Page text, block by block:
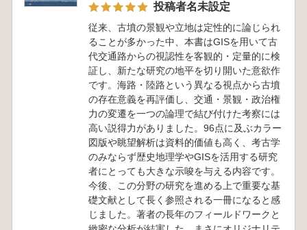
投稿者名未設定
従来、古墳の景観や立地は定性的に論じられ
ることが多かった中、本書はGISを用いて古
代交通路からの視認性を客観的・定量的に検
証し、新たな研究の地平を切り開いた意欲作
です。海路・陸路という異なる視点から古墳
の存在意義を再評価し、交通・景観・政治権
力の変遷を一つの論理で結び付けた考察には
高い説得力がありました。96点に及ぶカラー
図版や眺望解析は資料的価値も高く、考古学
のみならず歴史地理学やGISを活用する研究
者にとっても大きな示唆を与える内容です。
今後、この分野の研究を進める上で重要な基
礎文献として長く参照される一冊になると感
じました。著者の長年のフィールドワークと